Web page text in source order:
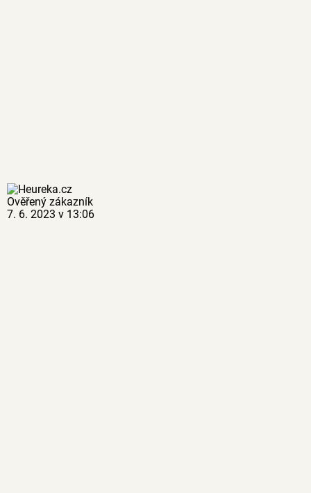
Ověřený zákazník
7. 6. 2023 v 13:06